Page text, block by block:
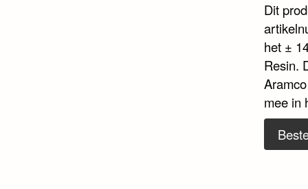
Dit
het ±
Resin.
mee in